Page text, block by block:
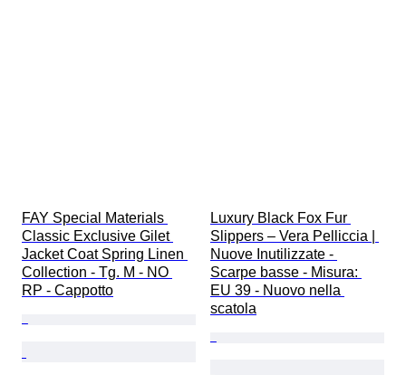
FAY Special Materials
Classic Exclusive Gilet
Jacket Coat Spring Linen
Collection - Tg. M - NO
RP - Cappotto
Luxury Black Fox Fur
Slippers – Vera Pelliccia |
Nuove Inutilizzate -
Scarpe basse - Misura:
EU 39 - Nuovo nella
scatola